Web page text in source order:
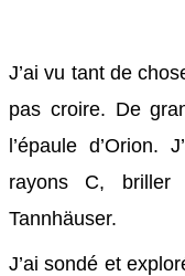
J’ai vu tant de
pas croire. De
l’épaule d’Orion.
rayons C,
Tannhäuser.
J’ai sondé et